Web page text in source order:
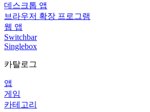
데스크톱 앱
브라우저 확장 프로그램
웹 앱
Switchbar
Singlebox
카탈로그
앱
게임
카테고리